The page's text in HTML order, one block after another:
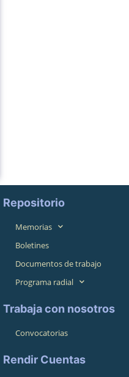
Repositorio
Memorias
Boletines
Documentos de trabajo
Programa radial
Trabaja con nosotros
Convocatorias
Rendir Cuentas